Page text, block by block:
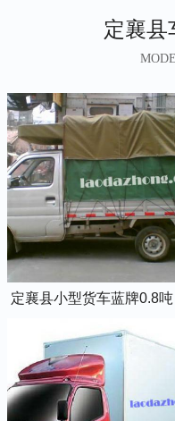
定襄县